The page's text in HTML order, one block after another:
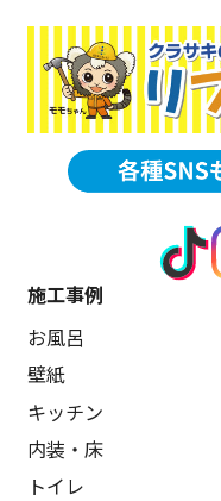
施工事例
お風呂
壁紙
キッチン
内装・床
トイレ